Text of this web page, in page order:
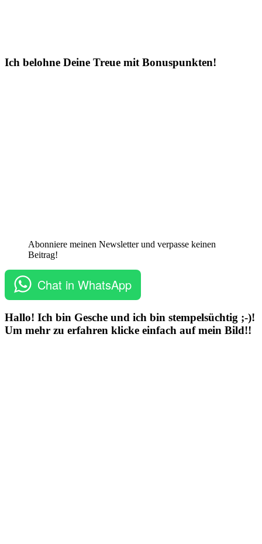
Ich belohne Deine Treue mit Bonuspunkten!
Abonniere meinen Newsletter und verpasse keinen
Beitrag!
Chat in WhatsApp
Hallo! Ich bin Gesche und ich bin stempelsüchtig ;-)!
Um mehr zu erfahren klicke einfach auf mein Bild!!